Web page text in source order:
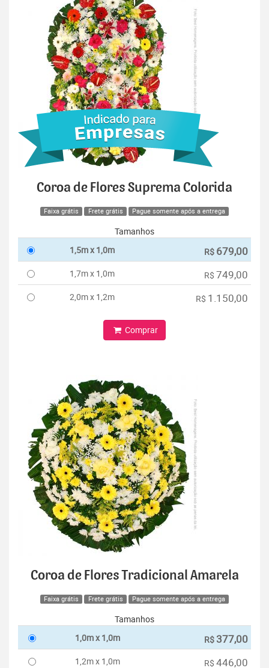
Coroa de Flores Suprema Colorida
Faixa grátis Frete grátis Pague somente após a entrega
Tamanhos
1,5m x 1,0m
R$ 679,00
1,7m x 1,0m R$ 749,00
2,0m x 1,2m R$ 1.150,00
Comprar
Coroa de Flores Tradicional Amarela
Faixa grátis Frete grátis Pague somente após a entrega
Tamanhos
1,0m x 1,0m
R$ 377,00
1,2m x 1,0m R$ 446,00